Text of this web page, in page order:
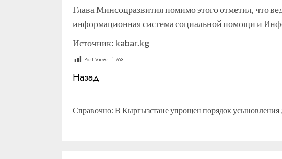
Глава Минсоцразвития помимо этого отметил, что
информационная система социальной помощи и
Источник: kabar.kg
Post Views: 1 763
Продолжить
Назад
Справочно: В Кыргызстане упрощен порядок усыновления